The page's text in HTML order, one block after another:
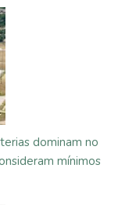
dominam no
mínimos